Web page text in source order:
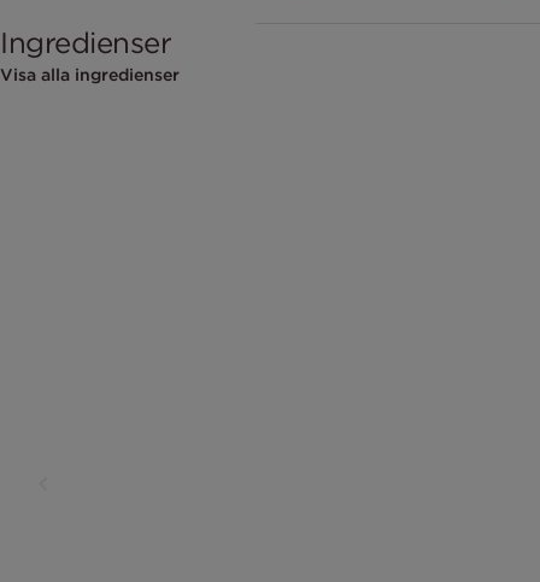
Ingredienser
Visa alla ingredienser